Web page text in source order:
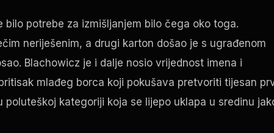
potrebe za izmišljanjem bilo čega oko toga.
neriješenim, a drugi karton došao je s ugrađenom
Blachowicz je i dalje nosio vrijednost imena i
mlađeg borca ​​koji pokušava pretvoriti tijesan
kategoriji koja se lijepo uklapa u sredinu